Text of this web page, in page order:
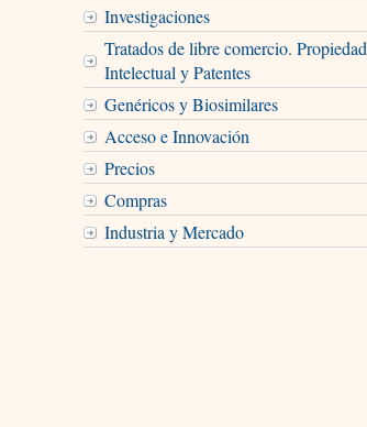
Investigaciones
Tratados de libre comercio. Propiedad
Intelectual y Patentes
Genéricos y Biosimilares
Acceso e Innovación
Precios
Compras
Industria y Mercado